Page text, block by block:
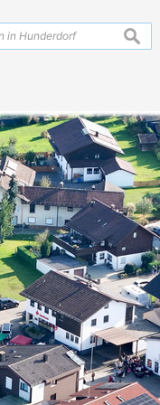
suchen